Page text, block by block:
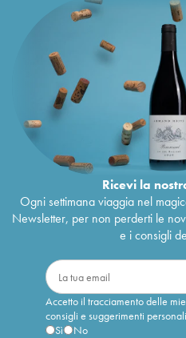
Ricevi la
Ogni settimana viaggia nel
Newsletter, per non perderti le
e i consigli
Accetto il tracciamento delle
consigli e suggerimenti
Sì
No